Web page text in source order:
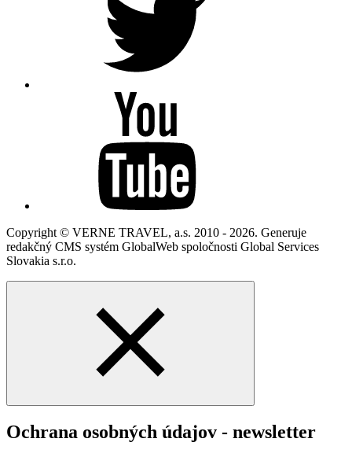
Copyright © VERNE TRAVEL, a.s. 2010 - 2026. Generuje
redakčný CMS systém GlobalWeb spoločnosti Global Services
Slovakia s.r.o.
Ochrana osobných údajov - newsletter